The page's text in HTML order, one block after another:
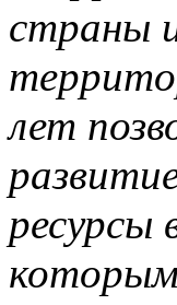
страны
лет
ресурсы